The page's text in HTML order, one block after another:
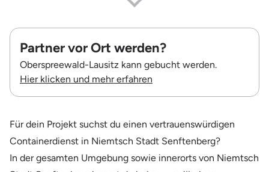
Partner vor Ort werden?
Oberspreewald-Lausitz kann gebucht werden.
Hier klicken und mehr erfahren
Für dein Projekt suchst du einen vertrauenswürdigen
Containerdienst in Niemtsch Stadt Senftenberg?
In der gesamten Umgebung sowie innerorts von Niemtsch